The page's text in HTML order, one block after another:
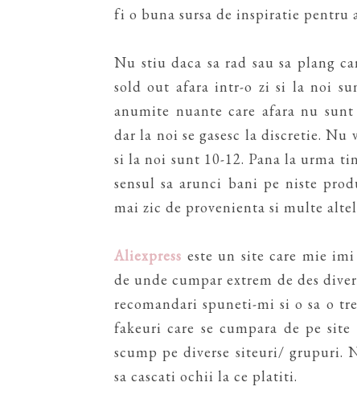
fi o buna sursa de inspiratie pentru
Nu stiu daca sa rad sau sa plang
sold out afara intr-o zi si la noi
anumite nuante care afara nu
dar la noi se gasesc la discretie.
si la noi sunt 10-12. Pana la urma
sensul sa arunci bani pe niste
mai zic de provenienta si multe
Aliexpress este un site care mie
de unde cumpar extrem de des
recomandari spuneti-mi si o sa o
fakeuri care se cumpara de pe
scump pe diverse siteuri/ grupuri.
sa cascati ochii la ce platiti.